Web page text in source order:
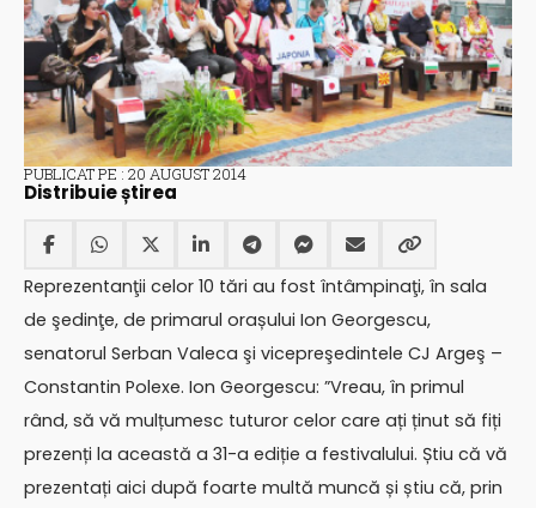
PUBLICAT PE : 20 AUGUST 2014
Distribuie știrea
Reprezentanţii celor 10 tări au fost întâmpinaţi, în sala
de şedinţe, de primarul orașului Ion Georgescu,
senatorul Serban Valeca şi vicepreşedintele CJ Argeş –
Constantin Polexe. Ion Georgescu: ”Vreau, în primul
rând, să vă mulțumesc tuturor celor care ați ținut să fiți
prezenți la această a 31-a ediție a festivalului. Știu că vă
prezentați aici după foarte multă muncă și știu că, prin